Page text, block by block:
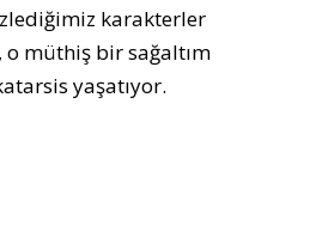
karakterler
o müthiş bir sağaltım
yaşatıyor.